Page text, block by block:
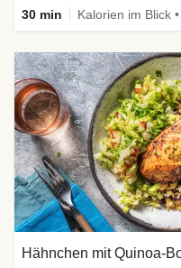
30 min Kalorien im Blick
Hähnchen mit Quinoa-